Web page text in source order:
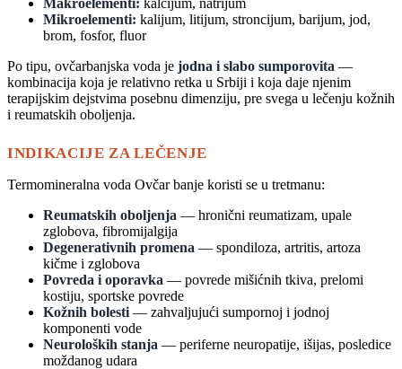
Mikroelementi: kalijum, litijum, stroncijum, barijum, jod,
brom, fosfor, fluor
Po tipu, ovčarbanjska voda je jodna i slabo sumporovita —
kombinacija koja je relativno retka u Srbiji i koja daje njenim
terapijskim dejstvima posebnu dimenziju, pre svega u lečenju kožnih
i reumatskih oboljenja.
INDIKACIJE ZA LEČENJE
Termomineralna voda Ovčar banje koristi se u tretmanu:
Reumatskih oboljenja — hronični reumatizam, upale
zglobova, fibromijalgija
Degenerativnih promena — spondiloza, artritis, artoza
kičme i zglobova
Povreda i oporavka — povrede mišićnih tkiva, prelomi
kostiju, sportske povrede
Kožnih bolesti — zahvaljujući sumpornoj i jodnoj
komponenti vode
Neuroloških stanja — periferne neuropatije, išijas, posledice
moždanog udara